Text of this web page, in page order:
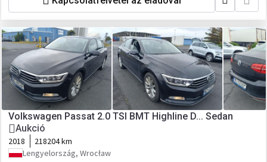
Volkswagen Passat 2.0 TSI BMT Highline D... Sedan
Aukció
2018
218204 km
Lengyelország, Wrocław